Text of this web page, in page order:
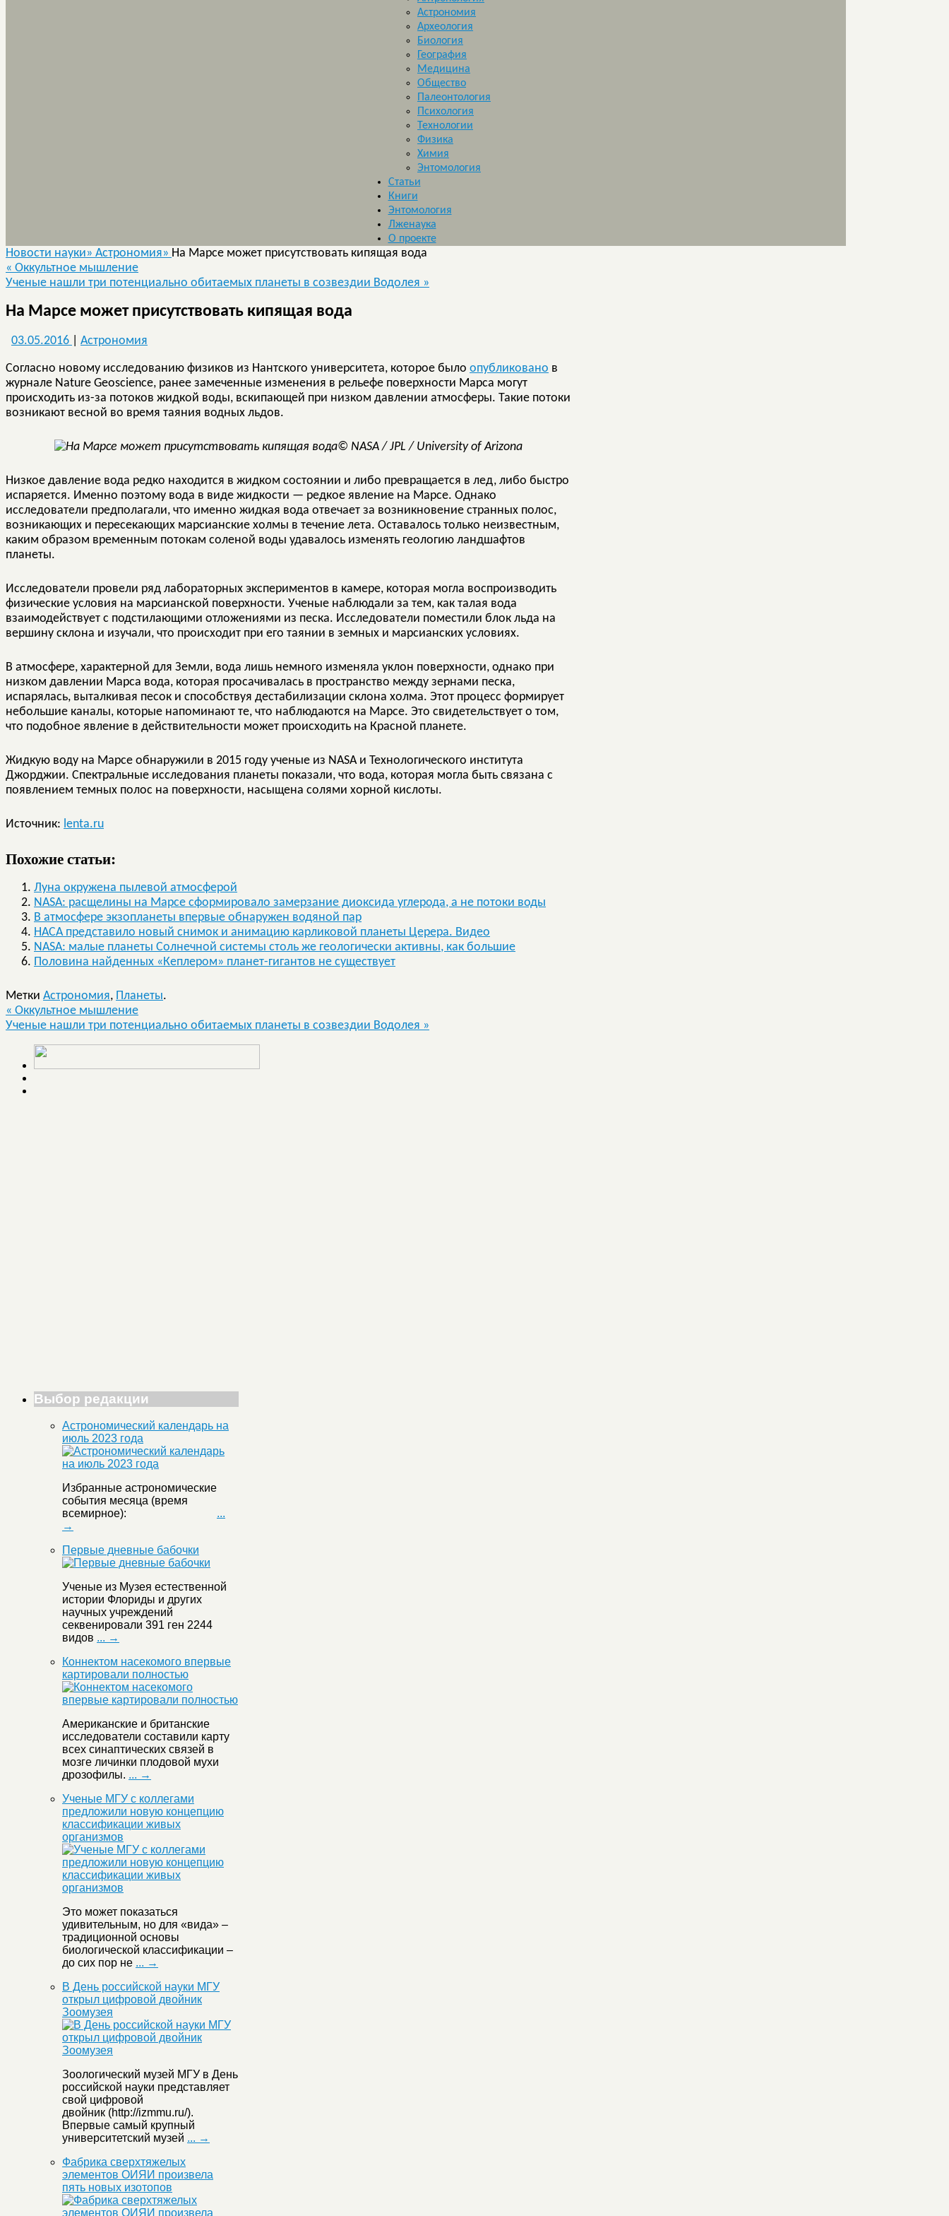
Астрономия
Археология
Биология
География
Медицина
Общество
Палеонтология
Психология
Технологии
Физика
Химия
Энтомология
Статьи
Книги
Энтомология
Лженаука
О проекте
Новости науки» Астрономия» На Марсе может присутствовать кипящая вода
« Оккультное мышление
Ученые нашли три потенциально обитаемых планеты в созвездии Водолея »
На Марсе может присутствовать кипящая вода
03.05.2016 Астрономия
Согласно новому исследованию физиков из Нантского университета, которое было опубликовано в
журнале Nature Geoscience, ранее замеченные изменения в рельефе поверхности Марса могут
происходить из-за потоков жидкой воды, вскипающей при низком давлении атмосферы. Такие потоки
возникают весной во время таяния водных льдов.
© NASA / JPL / University of Arizona
Низкое давление вода редко находится в жидком состоянии и либо превращается в лед, либо быстро
испаряется. Именно поэтому вода в виде жидкости — редкое явление на Марсе. Однако
исследователи предполагали, что именно жидкая вода отвечает за возникновение странных полос,
возникающих и пересекающих марсианские холмы в течение лета. Оставалось только неизвестным,
каким образом временным потокам соленой воды удавалось изменять геологию ландшафтов
планеты.
Исследователи провели ряд лабораторных экспериментов в камере, которая могла воспроизводить
физические условия на марсианской поверхности. Ученые наблюдали за тем, как талая вода
взаимодействует с подстилающими отложениями из песка. Исследователи поместили блок льда на
вершину склона и изучали, что происходит при его таянии в земных и марсианских условиях.
В атмосфере, характерной для Земли, вода лишь немного изменяла уклон поверхности, однако при
низком давлении Марса вода, которая просачивалась в пространство между зернами песка,
испарялась, выталкивая песок и способствуя дестабилизации склона холма. Этот процесс формирует
небольшие каналы, которые напоминают те, что наблюдаются на Марсе. Это свидетельствует о том,
что подобное явление в действительности может происходить на Красной планете.
Жидкую воду на Марсе обнаружили в 2015 году ученые из NASA и Технологического института
Джорджии. Спектральные исследования планеты показали, что вода, которая могла быть связана с
появлением темных полос на поверхности, насыщена солями хорной кислоты.
Источник: lenta.ru
Похожие статьи:
Луна окружена пылевой атмосферой
NASA: расщелины на Марсе сформировало замерзание диоксида углерода, а не потоки воды
В атмосфере экзопланеты впервые обнаружен водяной пар
НАСА представило новый снимок и анимацию карликовой планеты Церера. Видео
NASA: малые планеты Солнечной системы столь же геологически активны, как большие
Половина найденных «Кеплером» планет-гигантов не существует
Метки Астрономия, Планеты.
« Оккультное мышление
Ученые нашли три потенциально обитаемых планеты в созвездии Водолея »
Выбор редакции
Астрономический календарь на
июль 2023 года
Избранные астрономические
события месяца (время
всемирное): ...
→
Первые дневные бабочки
Ученые из Музея естественной
истории Флориды и других
научных учреждений
секвенировали 391 ген 2244
видов ... →
Коннектом насекомого впервые
картировали полностью
Американские и британские
исследователи составили карту
всех синаптических связей в
мозге личинки плодовой мухи
дрозофилы. ... →
Ученые МГУ с коллегами
предложили новую концепцию
классификации живых
организмов
Это может показаться
удивительным, но для «вида» –
традиционной основы
биологической классификации –
до сих пор не ... →
В День российской науки МГУ
открыл цифровой двойник
Зоомузея
Зоологический музей МГУ в День
российской науки представляет
свой цифровой
двойник (http://izmmu.ru/).
Впервые самый крупный
университетский музей ... →
Фабрика сверхтяжелых
элементов ОИЯИ произвела
пять новых изотопов